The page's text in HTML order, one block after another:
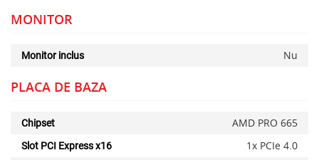
MONITOR
Monitor inclus Nu
PLACA DE BAZA
Chipset AMD PRO 665
Slot PCI Express x16 1x PCIe 4.0